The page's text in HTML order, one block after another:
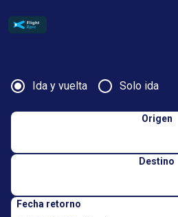
Ida y vuelta Solo ida
Origen
Destino
Fecha retorno